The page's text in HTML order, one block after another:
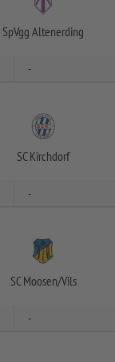
SpVgg Altenerding
-
SC Kirchdorf
-
SC Moosen/Vils
-